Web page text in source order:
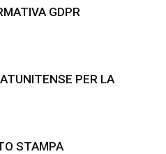
GDPR
PER LA
STAMPA